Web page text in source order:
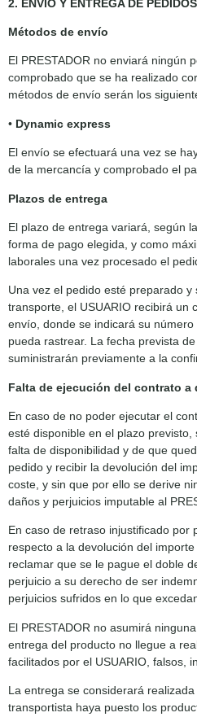
2. ENVÍO Y ENTREGA DE PEDIDOS
Métodos de envío
El PRESTADOR no enviará ningún
comprobado que se ha realizado
métodos de envío serán los
• Dynamic express
El envío se efectuará una vez se
de la mercancía y comprobado el
Plazos de entrega
El plazo de entrega variará, según
forma de pago elegida, y como
laborales una vez procesado el
Una vez el pedido esté preparado
transporte, el USUARIO recibirá un
envío, donde se indicará su
pueda rastrear. La fecha prevista
suministrarán previamente a la
Falta de ejecución del contrato a
En caso de no poder ejecutar el
esté disponible en el plazo
falta de disponibilidad y de que
pedido y recibir la devolución del
coste, y sin que por ello se derive
daños y perjuicios imputable al
En caso de retraso injustificado por
respecto a la devolución del
reclamar que se le pague el doble
perjuicio a su derecho de ser
perjuicios sufridos en lo que
El PRESTADOR no asumirá
entrega del producto no llegue a
facilitados por el USUARIO, falsos,
La entrega se considerará
transportista haya puesto los